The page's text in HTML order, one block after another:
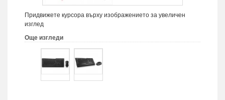
Придвижете курсора върху изображението за увеличен
изглед
Още изгледи